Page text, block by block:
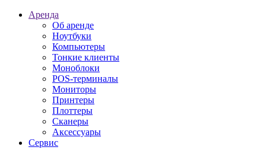
Аренда
Об аренде
Ноутбуки
Компьютеры
Тонкие клиенты
Моноблоки
POS-терминалы
Мониторы
Принтеры
Плоттеры
Сканеры
Аксессуары
Сервис